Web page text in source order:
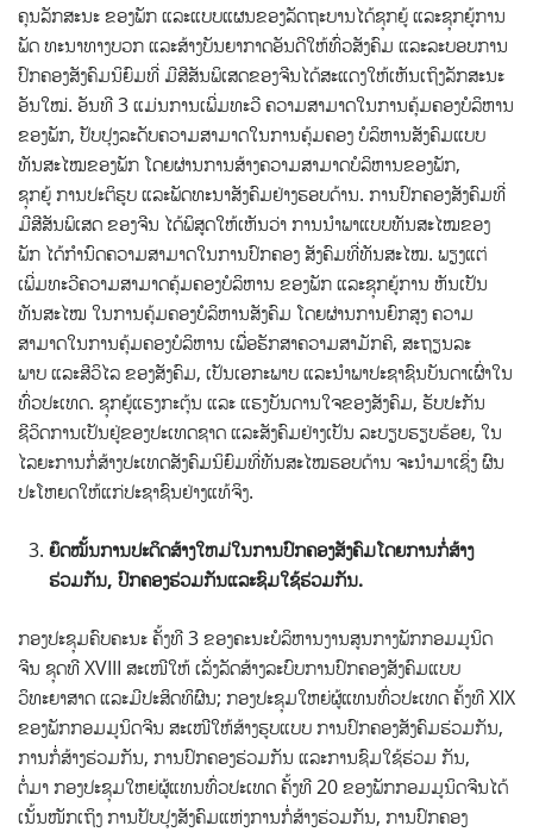
ຄຸນລັກສະນະ ຂອງພັກ ແລະແບບແຜນຂອງລັດຖະບານໄດ້ຊຸກຍູ້ ແລະຊຸກຍູ້ການ
ພັດ ທະນາທາງບວກ ແລະສ້າງບັນຍາກາດອັນດີໃຫ້ທົ່ວສັງຄົມ ແລະລະບອບການ
ປົກຄອງສັງຄົມນິຍົມທີ່ ມີສີສັນພິເສດຂອງຈີນໄດ້ສະແດງໃຫ້ເຫັນເຖິງລັກສະນະ
ອັນໃໝ່. ອັນທີ 3 ແມ່ນການເພີ່ມທະວີ ຄວາມສາມາດໃນການຄຸ້ມຄອງບໍລິຫານ
ຂອງພັກ, ປັບປຸງລະດັບຄວາມສາມາດໃນການຄຸ້ມຄອງ ບໍລິຫານສັງຄົມແບບ
ທັນສະໄໝຂອງພັກ ໂດຍຜ່ານການສ້າງຄວາມສາມາດບໍລິຫານຂອງພັກ,
ຊຸກຍູ້ ການປະຕິຮູບ ແລະພັດທະນາສັງຄົມຢ່າງຮອບດ້ານ. ການປົກຄອງສັງຄົມທີ່
ມີສີສັນພິເສດ ຂອງຈີນ ໄດ້ພິສູດໃຫ້ເຫັນວ່າ ການນໍາພາແບບທັນສະໄໝຂອງ
ພັກ ໄດ້ກຳນົດຄວາມສາມາດໃນການປົກຄອງ ສັງຄົມທີ່ທັນສະໄໝ. ພຽງແຕ່
ເພີ່ມທະວີຄວາມສາມາດຄຸ້ມຄອງບໍລິຫານ ຂອງພັກ ແລະຊຸກຍູ້ການ ຫັນເປັນ
ທັນສະໄໝ ໃນການຄຸ້ມຄອງບໍລິຫານສັງຄົມ ໂດຍຜ່ານການຍົກສູງ ຄວາມ
ສາມາດໃນການຄຸ້ມຄອງບໍລິຫານ ເພື່ອຮັກສາຄວາມສາມັກຄີ, ສະຖຽນລະ
ພາບ ແລະສີວິໄລ ຂອງສັງຄົມ, ເປັນເອກະພາບ ແລະນໍາພາປະຊາຊົນບັນດາເຜົ່າໃນ
ທົ່ວປະເທດ. ຊຸກຍູ້ແຮງກະຕຸ້ນ ແລະ ແຮງບັນດານໃຈຂອງສັງຄົມ, ຮັບປະກັນ
ຊີວິດການເປັນຢູ່ຂອງປະເທດຊາດ ແລະສັງຄົມຢ່າງເປັນ ລະບຽບຮຽບຮ້ອຍ, ໃນ
ໄລຍະການກໍ່ສ້າງປະເທດສັງຄົມນິຍົມທີ່ທັນສະໄໝຮອບດ້ານ ຈະນໍາມາເຊິ່ງ ຜົນ
ປະໂຫຍດໃຫ້ແກ່ປະຊາຊົນຢ່າງແທ້ຈິງ.
ຍຶດໝັ້ນການປະດິດສ້າງໃຫມ່ໃນການປົກຄອງສັງຄົມໂດຍການກໍ່ສ້າງ
ຮ່ວມກັນ, ປົກຄອງຮ່ວມກັນແລະຊົມໃຊ້ຮ່ວມກັນ.
ກອງປະຊຸມຄົບຄະນະ ຄັ້ງທີ 3 ຂອງຄະນະບໍລິຫານງານສູນກາງພັກກອມມູນິດ
ຈີນ ຊຸດທີ XVIII ສະເໜີໃຫ້ ເລັ່ງລັດສ້າງລະບົບການປົກຄອງສັງຄົມແບບ
ວິທະຍາສາດ ແລະມີປະສິດທິຜົນ; ກອງປະຊຸມໃຫຍ່ຜູ້ແທນທົ່ວປະເທດ ຄັ້ງທີ XIX
ຂອງພັກກອມມູນິດຈີນ ສະເໜີໃຫ້ສ້າງຮູບແບບ ການປົກຄອງສັງຄົມຮ່ວມກັນ,
ການກໍ່ສ້າງຮ່ວມກັນ, ການປົກຄອງຮ່ວມກັນ ແລະການຊົມໃຊ້ຮ່ວມ ກັນ,
ຕໍ່ມາ ກອງປະຊຸມໃຫຍ່ຜູ້ແທນທົ່ວປະເທດ ຄັ້ງທີ 20 ຂອງພັກກອມມູນິດຈີນໄດ້
ເນັ້ນໜັກເຖິງ ການປັບປຸງສັງຄົມແຫ່ງການກໍ່ສ້າງຮ່ວມກັນ, ການປົກຄອງ